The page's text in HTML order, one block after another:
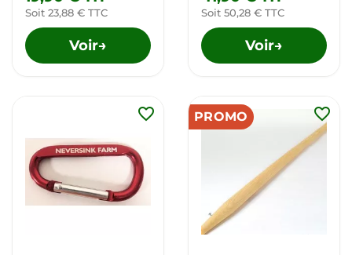
Soit 23,88 € TTC
Voir→
Soit 50,28 € TTC
Voir→
favorite_border PROMO favorite_border